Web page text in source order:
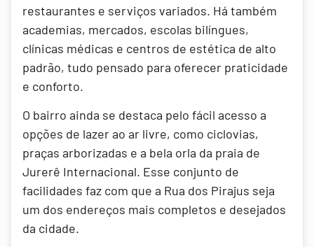
restaurantes e serviços variados. Há também
academias, mercados, escolas bilíngues,
clínicas médicas e centros de estética de alto
padrão, tudo pensado para oferecer praticidade
e conforto.
O bairro ainda se destaca pelo fácil acesso a
opções de lazer ao ar livre, como ciclovias,
praças arborizadas e a bela orla da praia de
Jurerê Internacional. Esse conjunto de
facilidades faz com que a Rua dos Pirajus seja
um dos endereços mais completos e desejados
da cidade.